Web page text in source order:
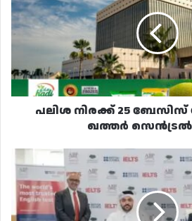
25
ബേസിസ്
പോയിന്റ്
ഖത്തർ
സെൻട്രൽ
ബാങ്ക്
പലിശ നിരക്ക് 25 ബേസിസ്
ഖത്തർ സെൻട്രൽ
എഡ്യൂക്കേഷൻ
സിറ്റിയിലെ
ആദ്യത്തെ
IELTS
കേന്ദ്രം